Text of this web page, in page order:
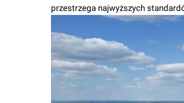
przestrzega najwyższych